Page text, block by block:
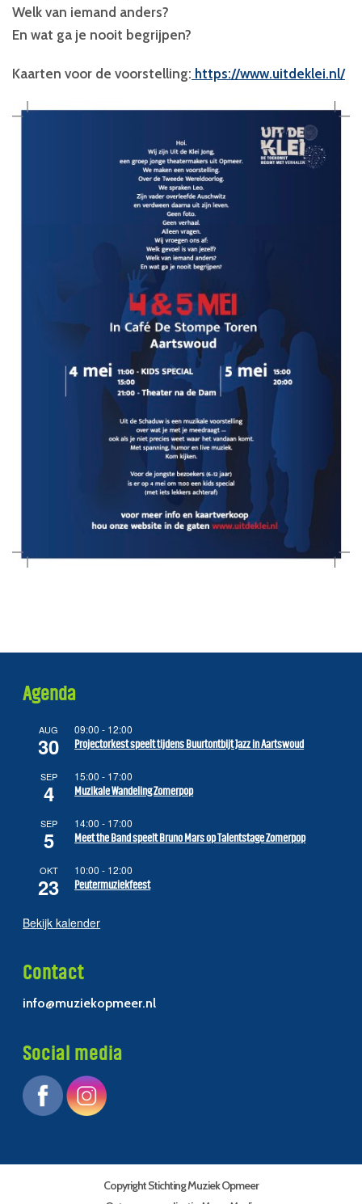
Welk van iemand anders?
En wat ga je nooit begrijpen?
Kaarten voor de voorstelling: https://www.uitdeklei.nl/
Agenda
AUG
30
09:00 - 12:00
Projectorkest speelt tijdens Buurtontbijt Jazz in Aartswoud
SEP
4
15:00 - 17:00
Muzikale Wandeling Zomerpop
SEP
5
14:00 - 17:00
Meet the Band speelt Bruno Mars op Talentstage Zomerpop
OKT
23
10:00 - 12:00
Peutermuziekfeest
Bekijk kalender
Contact
info@muziekopmeer.nl
Social media
Copyright Stichting Muziek Opmeer